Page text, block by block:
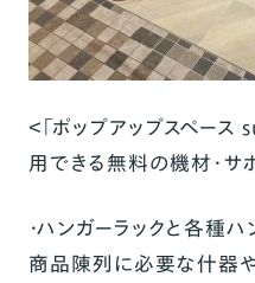
＜「ポップアップスペー
用できる無料の機材・サ
・ハンガーラックと各種ハ
商品陳列に必要な什器や